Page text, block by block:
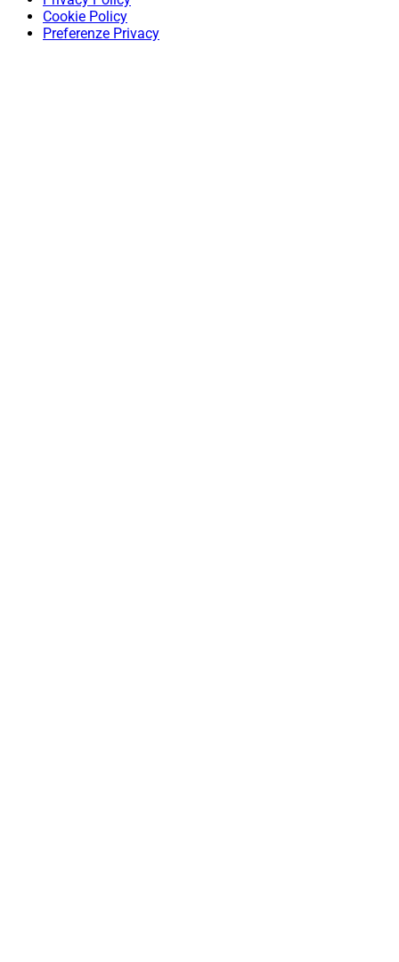
Cookie Policy
Preferenze Privacy